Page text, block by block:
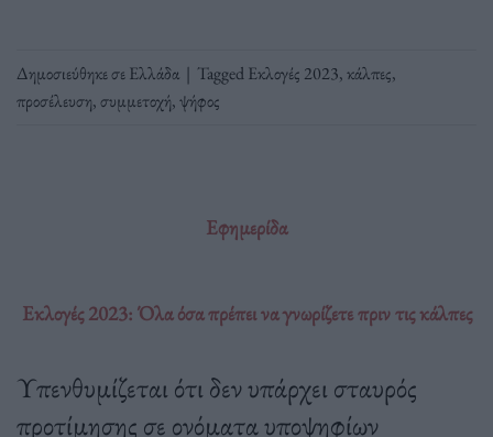
Δημοσιεύθηκε σεΕλλάδα | TaggedΕκλογές 2023,κάλπες,
προσέλευση,συμμετοχή,ψήφος
Εφημερίδα
Εκλογές 2023: Όλα όσα πρέπει να γνωρίζετε πριν τις κάλπες
Υπενθυμίζεται ότι δεν υπάρχει σταυρός
προτίμησης σε ονόματα υποψηφίων